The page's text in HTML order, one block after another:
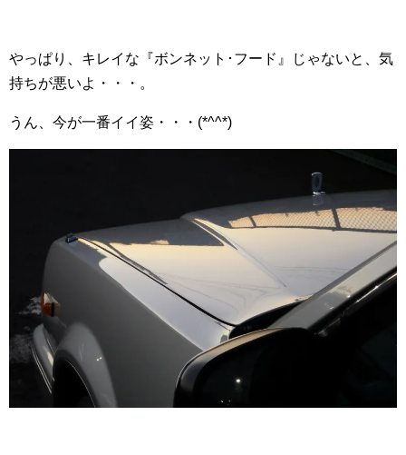
やっぱり、キレイな『ボンネット･フード』じゃないと、気
持ちが悪いよ・・・。
うん、今が一番イイ姿・・・(*^^*)